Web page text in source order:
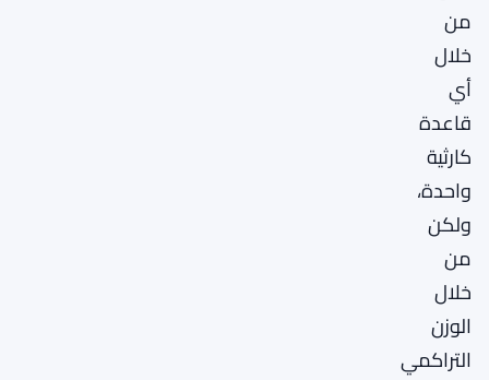
من
خلال
أي
قاعدة
كارثية
واحدة،
ولكن
من
خلال
الوزن
التراكمي